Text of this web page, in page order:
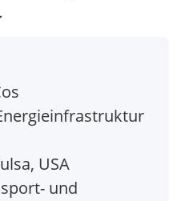
USA
und